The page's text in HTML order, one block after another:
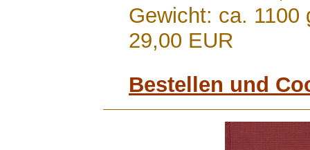
Gewicht: ca. 1100
29,00 EUR
Bestellen und